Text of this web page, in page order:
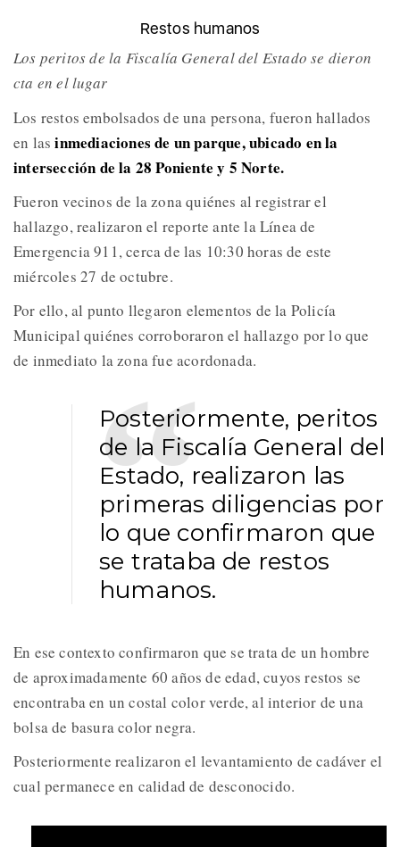
Restos humanos
Los peritos de la Fiscalía General del Estado se dieron
cta en el lugar
Los restos embolsados de una persona, fueron hallados
en las inmediaciones de un parque, ubicado en la
intersección de la 28 Poniente y 5 Norte.
Fueron vecinos de la zona quiénes al registrar el
hallazgo, realizaron el reporte ante la Línea de
Emergencia 911, cerca de las 10:30 horas de este
miércoles 27 de octubre.
Por ello, al punto llegaron elementos de la Policía
Municipal quiénes corroboraron el hallazgo por lo que
de inmediato la zona fue acordonada.
Posteriormente, peritos
de la Fiscalía General del
Estado, realizaron las
primeras diligencias por
lo que confirmaron que
se trataba de restos
humanos.
En ese contexto confirmaron que se trata de un hombre
de aproximadamente 60 años de edad, cuyos restos se
encontraba en un costal color verde, al interior de una
bolsa de basura color negra.
Posteriormente realizaron el levantamiento de cadáver el
cual permanece en calidad de desconocido.